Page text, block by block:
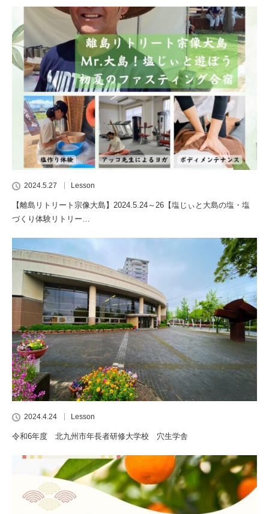
2024.5.27 Lesson
【離島リトリート宗像大島】2024.5.24～26【塩じぃと大島の塩・塩
づくり体験リトリー…
2024.4.24 Lesson
令和6年度 北九州市年長者研修大学校 穴生学舎